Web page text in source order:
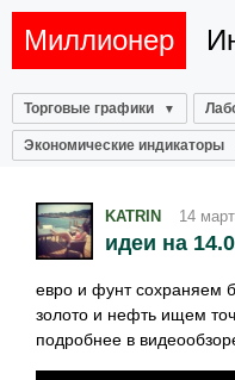
Миллионер
Торговые графики
Экономические индикаторы
KATRIN 14
идеи на
евро и фунт сохраняем
золото и нефть ищем
подробнее в